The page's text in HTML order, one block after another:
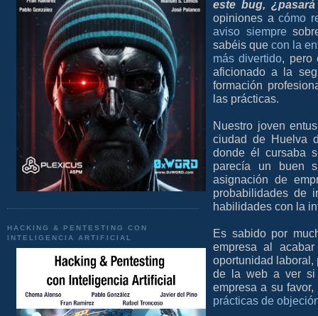
HACKING & PENTESTING CON
INTELIGENCIA ARTIFICIAL
este bug,
opiniones acómo
aviso siempre
sabéis que con la
más divertido, pero
aficionado a la
formación
las prácticas.
Nuestro joven
ciudad de Huelva
donde él cursaba
parecía un buen
asignación de
probabilidades de
habilidades con la
Es sabido por
empresa al
oportunidad laboral,
de la web a ver si
empresa a su
prácticas de